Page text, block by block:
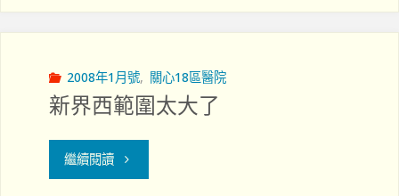
見
是
人"
2008年1月號, 關心18區醫院
新界西範圍太大了
繼續閱讀"新